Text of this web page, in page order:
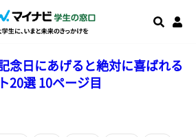
念日にあげると絶対に喜ばれる
20選 10ページ目